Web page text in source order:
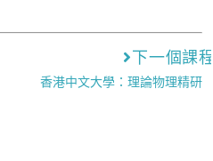
下一個課
香港中文大學：理論物理精研